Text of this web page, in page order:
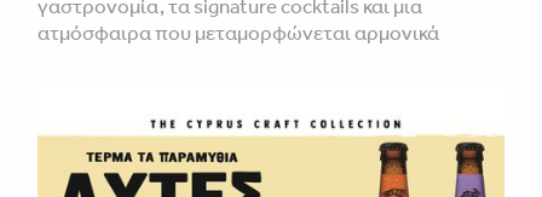
γαστρονομία, τα signature cocktails και μια
ατμόσφαιρα που μεταμορφώνεται αρμονικά